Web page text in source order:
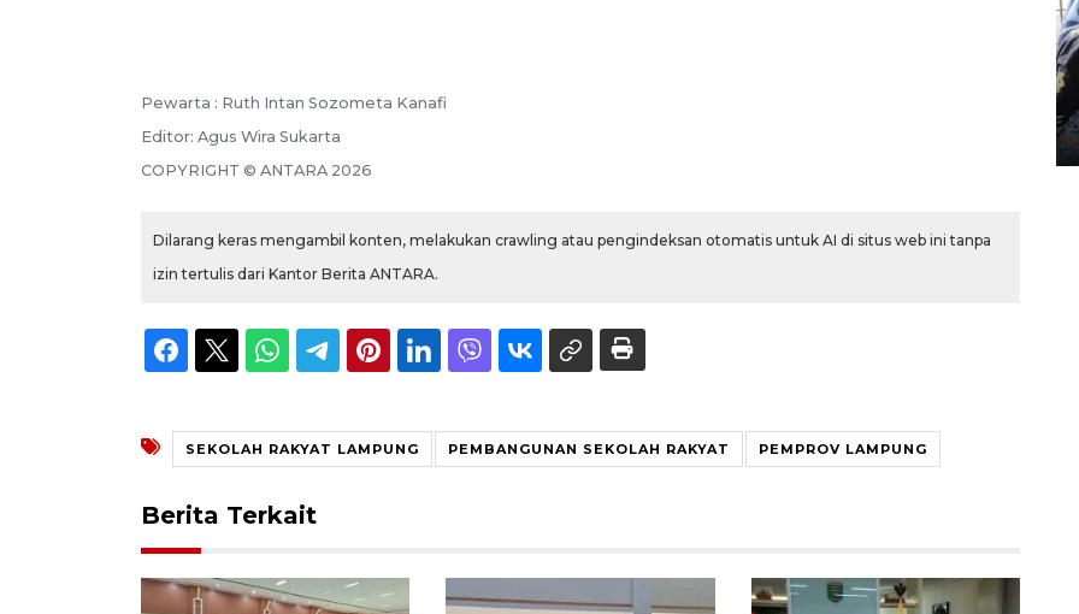
Pewarta : Ruth Intan Sozometa Kanafi
Editor: Agus Wira Sukarta
COPYRIGHT © ANTARA 2026
Dilarang keras mengambil konten, melakukan crawling atau pengindeksan otomatis untuk AI di situs web ini tanpa
izin tertulis dari Kantor Berita ANTARA.
SEKOLAH RAKYAT LAMPUNG PEMBANGUNAN SEKOLAH RAKYAT PEMPROV LAMPUNG
Berita Terkait